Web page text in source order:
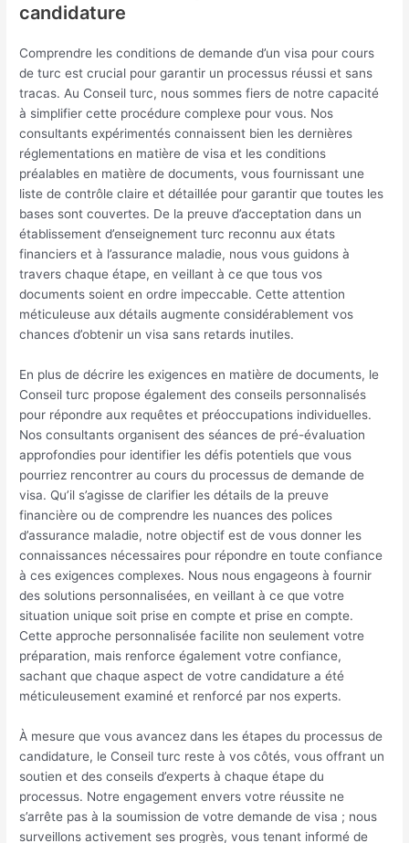
candidature
Comprendre les conditions de demande d’un visa pour cours
de turc est crucial pour garantir un processus réussi et sans
tracas. Au Conseil turc, nous sommes fiers de notre capacité
à simplifier cette procédure complexe pour vous. Nos
consultants expérimentés connaissent bien les dernières
réglementations en matière de visa et les conditions
préalables en matière de documents, vous fournissant une
liste de contrôle claire et détaillée pour garantir que toutes les
bases sont couvertes. De la preuve d’acceptation dans un
établissement d’enseignement turc reconnu aux états
financiers et à l’assurance maladie, nous vous guidons à
travers chaque étape, en veillant à ce que tous vos
documents soient en ordre impeccable. Cette attention
méticuleuse aux détails augmente considérablement vos
chances d’obtenir un visa sans retards inutiles.
En plus de décrire les exigences en matière de documents, le
Conseil turc propose également des conseils personnalisés
pour répondre aux requêtes et préoccupations individuelles.
Nos consultants organisent des séances de pré-évaluation
approfondies pour identifier les défis potentiels que vous
pourriez rencontrer au cours du processus de demande de
visa. Qu’il s’agisse de clarifier les détails de la preuve
financière ou de comprendre les nuances des polices
d’assurance maladie, notre objectif est de vous donner les
connaissances nécessaires pour répondre en toute confiance
à ces exigences complexes. Nous nous engageons à fournir
des solutions personnalisées, en veillant à ce que votre
situation unique soit prise en compte et prise en compte.
Cette approche personnalisée facilite non seulement votre
préparation, mais renforce également votre confiance,
sachant que chaque aspect de votre candidature a été
méticuleusement examiné et renforcé par nos experts.
À mesure que vous avancez dans les étapes du processus de
candidature, le Conseil turc reste à vos côtés, vous offrant un
soutien et des conseils d’experts à chaque étape du
processus. Notre engagement envers votre réussite ne
s’arrête pas à la soumission de votre demande de visa ; nous
surveillons activement ses progrès, vous tenant informé de